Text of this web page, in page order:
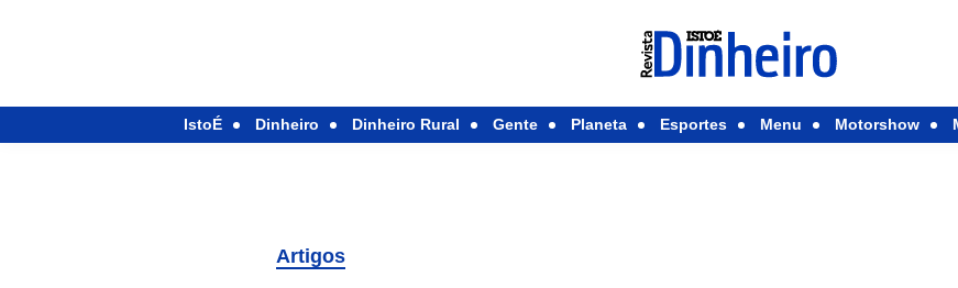
IstoÉ Dinheiro Dinheiro Rural Gente Planeta Esportes Menu Motorshow
Artigos